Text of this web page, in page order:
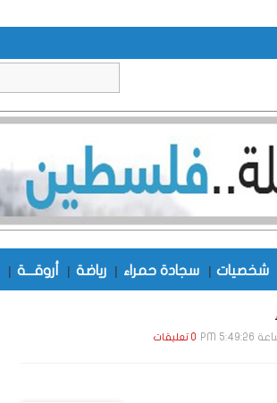
شخصيات | سجادة حمراء | رياضة | أروقـــة |
0 تعليقات